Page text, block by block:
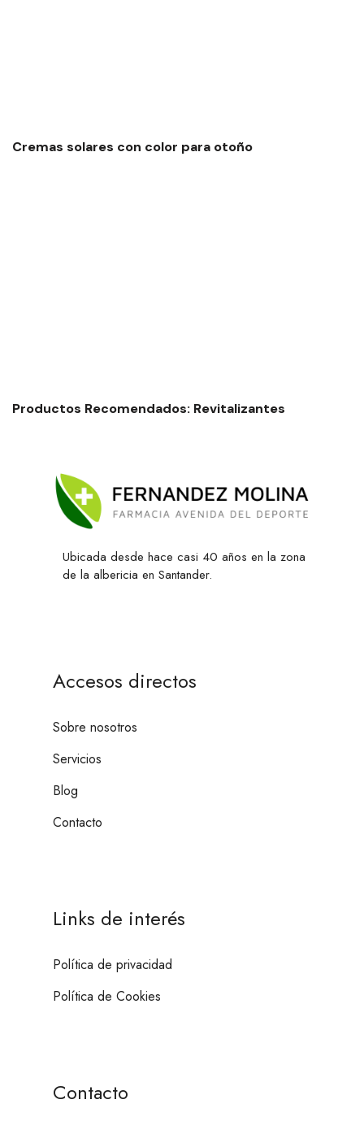
Cremas solares con color para otoño
Productos Recomendados: Revitalizantes
Ubicada desde hace casi 40 años en la zona
de la albericia en Santander.
Accesos directos
Sobre nosotros
Servicios
Blog
Contacto
Links de interés
Política de privacidad
Política de Cookies
Contacto